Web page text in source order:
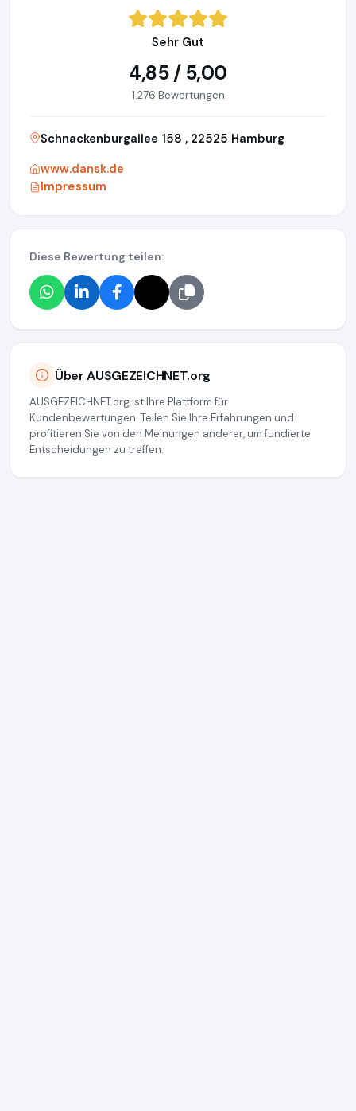
Sehr Gut
4,85 / 5,00
1.276 Bewertungen
Schnackenburgallee 158 , 22525 Hamburg
www.dansk.de
Impressum
Diese Bewertung teilen:
Über AUSGEZEICHNET.org
AUSGEZEICHNET.org ist Ihre Plattform für
Kundenbewertungen. Teilen Sie Ihre Erfahrungen und
profitieren Sie von den Meinungen anderer, um fundierte
Entscheidungen zu treffen.